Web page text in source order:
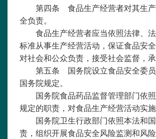
第四条 食品生产经营者对其生产
全负责。
食品生产经营者应当依照法律、法
标准从事生产经营活动，保证食品安
对社会和公众负责，接受社会监督，承
第五条 国务院设立食品安全委员
国务院规定。
国务院食品药品监督管理部门依照
规定的职责，对食品生产经营活动实施
国务院卫生行政部门依照本法和国
责，组织开展食品安全风险监测和风